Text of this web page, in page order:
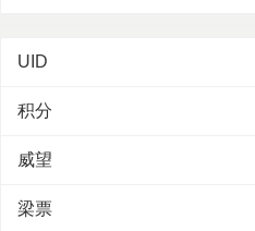
UID
积分
威望
梁票